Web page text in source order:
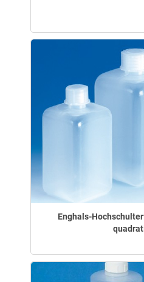
Enghals-